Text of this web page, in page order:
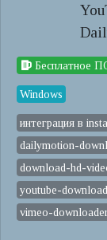
Бесплатное
Windows
интеграция в
dailymotion-
download-hd-
youtube-
vimeo-